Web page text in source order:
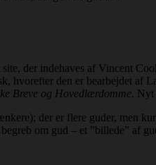
site, der indehaves af Vincent
hvorefter den er bearbejdet
Breve og Hovedlærdomme. Nyt
der er flere guder, men
om gud – et ”billede” af